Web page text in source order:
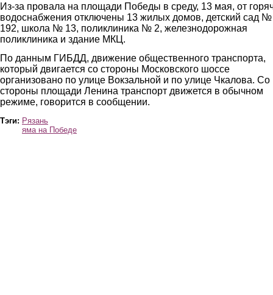
Из-за провала на площади Победы в среду, 13 мая, от
водоснабжения отключены 13 жилых домов, детский сад №
192, школа № 13, поликлиника № 2, железнодорожная
поликлиника и здание МКЦ.
По данным ГИБДД, движение общественного транспорта,
который двигается со стороны Московского шоссе
организовано по улице Вокзальной и по улице Чкалова. Со
стороны площади Ленина транспорт движется в обычном
режиме, говорится в сообщении.
Тэги: Рязань
яма на Победе